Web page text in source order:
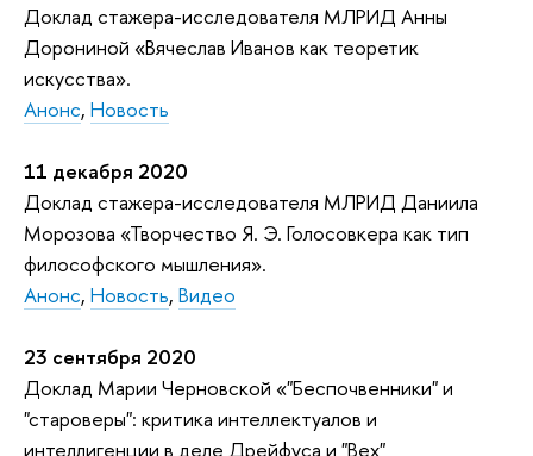
Доклад стажера-исследователя МЛРИД Анны
Дорониной «Вячеслав Иванов как теоретик
искусства».
Анонс, Новость
11 декабря 2020
Доклад стажера-исследователя МЛРИД Даниила
Морозова «Творчество Я. Э. Голосовкера как тип
философского мышления».
Анонс, Новость, Видео
23 сентября 2020
Доклад Марии Черновской «"Беспочвенники" и
"староверы": критика интеллектуалов и
интеллигенции в делe Дрейфуса и "Вех"